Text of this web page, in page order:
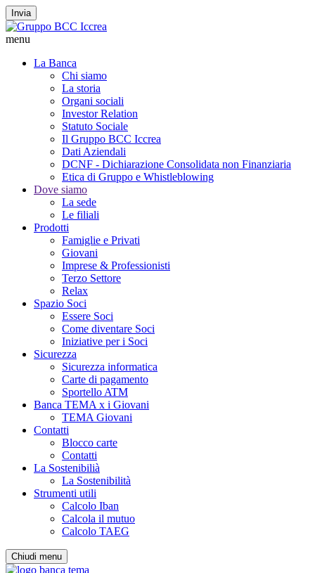
Invia
menu
La Banca
Chi siamo
La storia
Organi sociali
Investor Relation
Statuto Sociale
Il Gruppo BCC Iccrea
Dati Aziendali
DCNF - Dichiarazione Consolidata non Finanziaria
Etica di Gruppo e Whistleblowing
Dove siamo
La sede
Le filiali
Prodotti
Famiglie e Privati
Giovani
Imprese & Professionisti
Terzo Settore
Relax
Spazio Soci
Essere Soci
Come diventare Soci
Iniziative per i Soci
Sicurezza
Sicurezza informatica
Carte di pagamento
Sportello ATM
Banca TEMA x i Giovani
TEMA Giovani
Contatti
Blocco carte
Contatti
La Sostenibilià
La Sostenibilità
Strumenti utili
Calcolo Iban
Calcola il mutuo
Calcolo TAEG
Chiudi menu